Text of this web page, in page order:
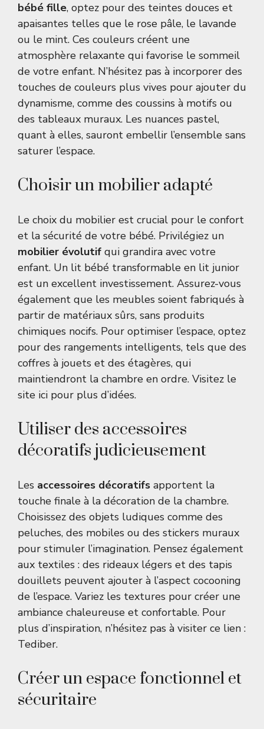
bébé fille, optez pour des teintes douces et
apaisantes telles que le rose pâle, le lavande
ou le mint. Ces couleurs créent une
atmosphère relaxante qui favorise le sommeil
de votre enfant. N’hésitez pas à incorporer des
touches de couleurs plus vives pour ajouter du
dynamisme, comme des coussins à motifs ou
des tableaux muraux. Les nuances pastel,
quant à elles, sauront embellir l’ensemble sans
saturer l’espace.
Choisir un mobilier adapté
Le choix du mobilier est crucial pour le confort
et la sécurité de votre bébé. Privilégiez un
mobilier évolutif qui grandira avec votre
enfant. Un lit bébé transformable en lit junior
est un excellent investissement. Assurez-vous
également que les meubles soient fabriqués à
partir de matériaux sûrs, sans produits
chimiques nocifs. Pour optimiser l’espace, optez
pour des rangements intelligents, tels que des
coffres à jouets et des étagères, qui
maintiendront la chambre en ordre. Visitez le
site ici pour plus d’idées.
Utiliser des accessoires
décoratifs judicieusement
Les accessoires décoratifs apportent la
touche finale à la décoration de la chambre.
Choisissez des objets ludiques comme des
peluches, des mobiles ou des stickers muraux
pour stimuler l’imagination. Pensez également
aux textiles : des rideaux légers et des tapis
douillets peuvent ajouter à l’aspect cocooning
de l’espace. Variez les textures pour créer une
ambiance chaleureuse et confortable. Pour
plus d’inspiration, n’hésitez pas à visiter ce lien :
Tediber.
Créer un espace fonctionnel et
sécuritaire